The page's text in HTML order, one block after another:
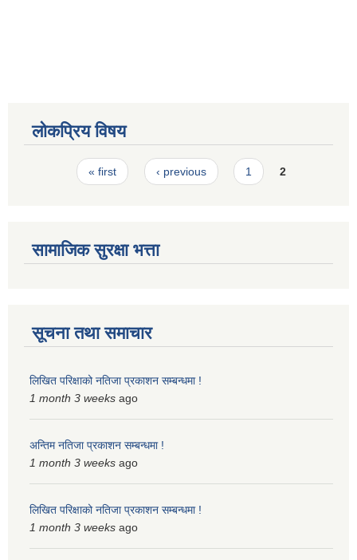
लोकप्रिय विषय
Pages« first ‹ previous 1 2
सामाजिक सुरक्षा भत्ता
सूचना तथा समाचार
लिखित परिक्षाको नतिजा प्रकाशन सम्बन्धमा !
1 month 3 weeks ago
अन्तिम नतिजा प्रकाशन सम्बन्धमा !
1 month 3 weeks ago
लिखित परिक्षाको नतिजा प्रकाशन सम्बन्धमा !
1 month 3 weeks ago